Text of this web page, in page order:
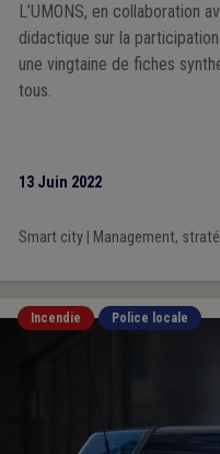
L’UMONS, en collaboration
didactique sur la
une vingtaine de fiches
tous.
13 Juin 2022
Smart city| Management,
Incendie Police locale